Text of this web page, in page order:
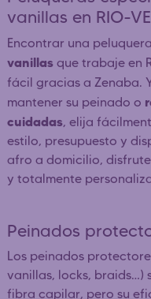
vanillas en RIO-
Encontrar una
vanillas que trabaje en
fácil gracias a Zenaba.
mantener su peinado o
cuidadas, elija
estilo, presupuesto y
afro a domicilio,
y totalmente
Peinados
Los peinados
vanillas, locks, braids…)
fibra capilar, pero su